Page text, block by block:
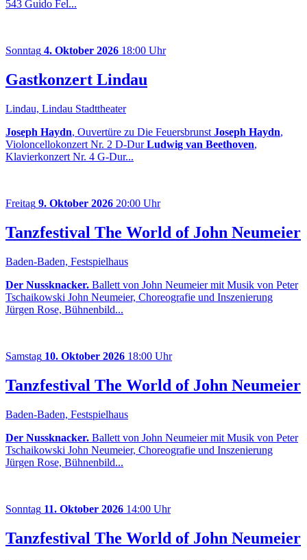
543 Guido Fel...
Sonntag 4. Oktober 2026 18:00 Uhr
Gastkonzert Lindau
Lindau, Lindau Stadttheater
Joseph Haydn, Ouvertüre zu Die Feuersbrunst Joseph Haydn,
Violoncellokonzert Nr. 2 D-DurLudwig van Beethoven,
Klavierkonzert Nr. 4 G-Dur...
Freitag 9. Oktober 2026 20:00 Uhr
Tanzfestival The World of John Neumeier
Baden-Baden, Festspielhaus
Der Nussknacker. Ballett von John Neumeier mit Musik von Peter
Tschaikowski John Neumeier, Choreografie und Inszenierung
Jürgen Rose, Bühnenbild...
Samstag 10. Oktober 2026 18:00 Uhr
Tanzfestival The World of John Neumeier
Baden-Baden, Festspielhaus
Der Nussknacker. Ballett von John Neumeier mit Musik von Peter
Tschaikowski John Neumeier, Choreografie und Inszenierung
Jürgen Rose, Bühnenbild...
Sonntag 11. Oktober 2026 14:00 Uhr
Tanzfestival The World of John Neumeier